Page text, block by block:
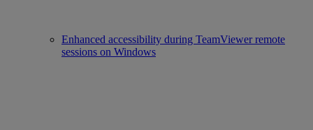
Enhanced accessibility during TeamViewer remote
sessions on Windows